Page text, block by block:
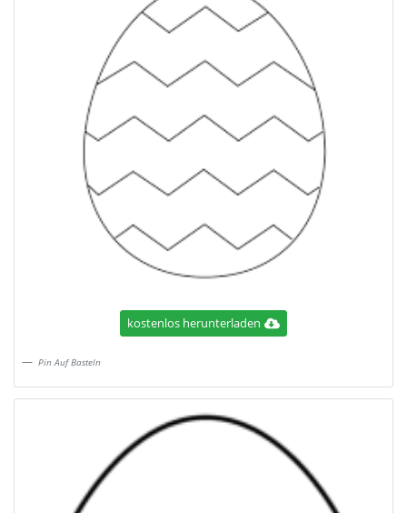
kostenlos herunterladen
Pin Auf Basteln